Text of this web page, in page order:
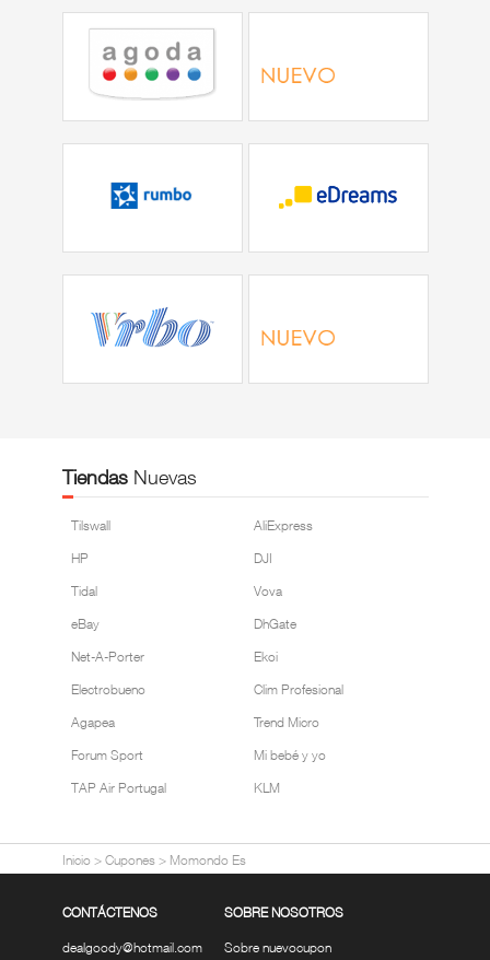
TiendasNuevas
Tilswall
AliExpress
HP
DJI
Tidal
Vova
eBay
DhGate
Net-A-Porter
Ekoi
Electrobueno
Clim Profesional
Agapea
Trend Micro
Forum Sport
Mi bebé y yo
TAP Air Portugal
KLM
Inicio > Cupones> Momondo Es
CONTÁCTENOS
dealgoody@hotmail.com
SOBRE NOSOTROS
Sobre nuevocupon